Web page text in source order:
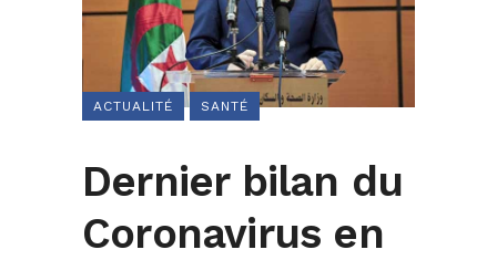
ACTUALITÉ SANTÉ
Dernier bilan du
Coronavirus en